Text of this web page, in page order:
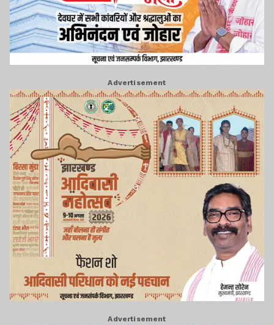
Advertisement
Advertisement